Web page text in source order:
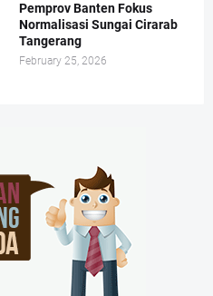
Pemprov Banten Fokus
Normalisasi Sungai Cirarab
Tangerang
February 25, 2026